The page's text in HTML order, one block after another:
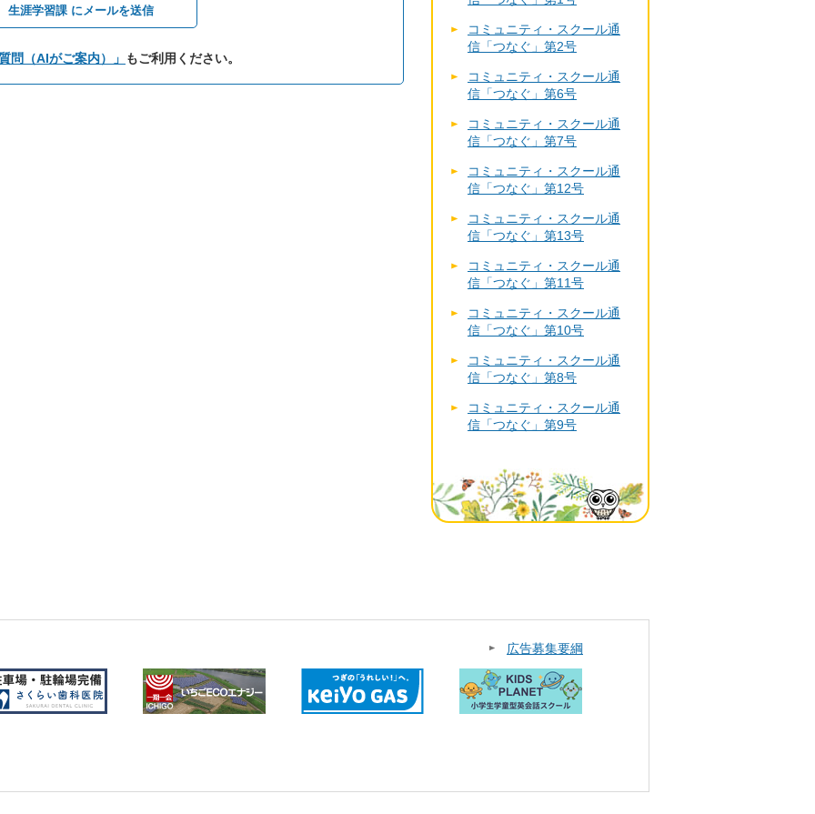
生涯学習課 にメールを送信
問（AIがご案内）」 もご利用ください。
コミュニティ・スクール通
信「つなぐ」第2号
コミュニティ・スクール通
信「つなぐ」第6号
コミュニティ・スクール通
信「つなぐ」第7号
コミュニティ・スクール通
信「つなぐ」第12号
コミュニティ・スクール通
信「つなぐ」第13号
コミュニティ・スクール通
信「つなぐ」第11号
コミュニティ・スクール通
信「つなぐ」第10号
コミュニティ・スクール通
信「つなぐ」第8号
コミュニティ・スクール通
信「つなぐ」第9号
広告募集要綱